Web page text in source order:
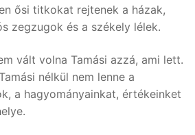
ősi titkokat rejtenek a házak,
zegzugok és a székely lélek.
vált volna Tamási azzá, ami lett.
nélkül nem lenne a
a hagyományainkat, értékeinket